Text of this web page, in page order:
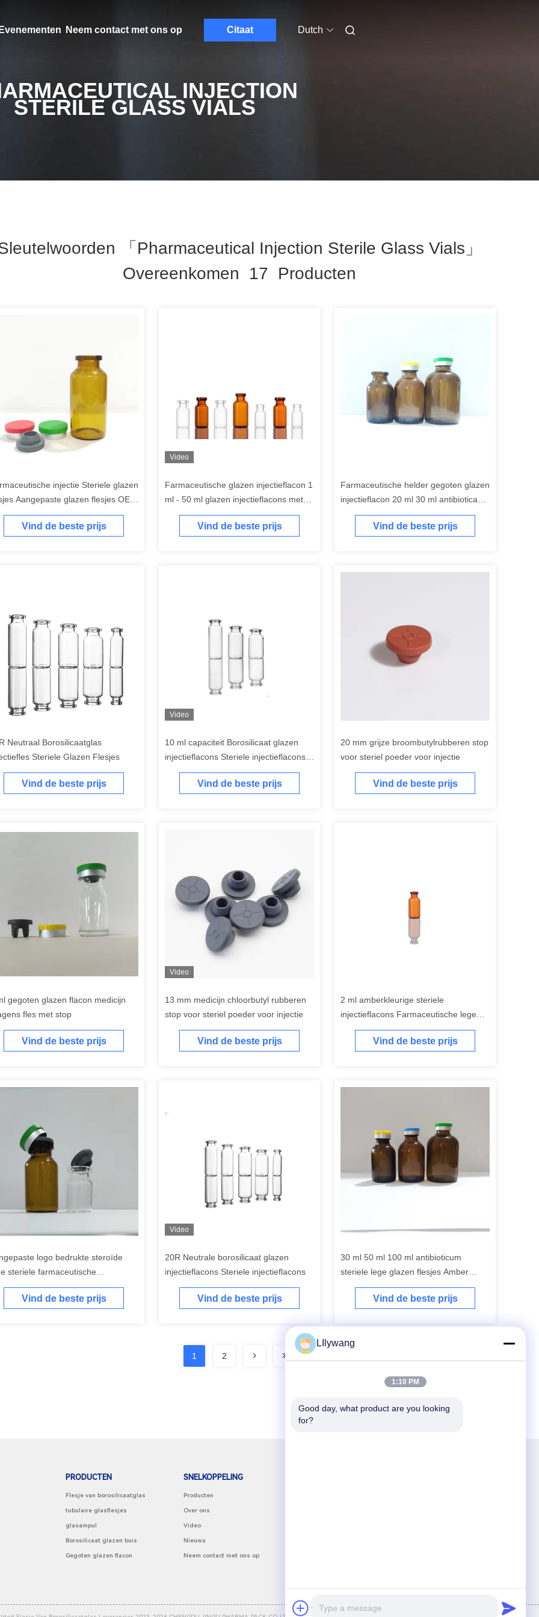
Evenementen Neem contact met ons op Citaat Dutch
INJECTION
STERILE GLASS VIALS
「pharmaceutical Injection Sterile Glass Vials」
Overeenkomen 17 Producten
injectie Steriele glazen
Aangepaste glazen flesjes OEM
Vind de beste prijs
Video
Farmaceutische glazen injectieflacon 1
ml - 50 ml glazen injectieflacons met
rubberen stop
Vind de beste prijs
Farmaceutische helder gegoten glazen
injectieflacon 20 ml 30 ml antibiotica
steriele glazen injectieflacons
Vind de beste prijs
Neutraal Borosilicaatglas
Steriele Glazen Flesjes
Vind de beste prijs
Video
10 ml capaciteit Borosilicaat glazen
injectieflacons Steriele injectieflacons
Transparante / Amber
Vind de beste prijs
20 mm grijze broombutylrubberen stop
voor steriel poeder voor injectie
Vind de beste prijs
gegoten glazen flacon medicijn
fles met stop
Vind de beste prijs
Video
13 mm medicijn chloorbutyl rubberen
stop voor steriel poeder voor injectie
Vind de beste prijs
2 ml amberkleurige steriele
injectieflacons Farmaceutische lege
glazen injectieflacons
Vind de beste prijs
logo bedrukte steroïde
steriele farmaceutische
met rubberen stop en
Vind de beste prijs
Video
20R Neutrale borosilicaat glazen
injectieflacons Steriele injectieflacons
Vind de beste prijs
30 ml 50 ml 100 ml antibioticum
steriele lege glazen flesjes Amber
heldere injectie glazen fles
Vind de beste prijs
1 2
PRODUCTEN
Flesje van borosilicaatglas
tubulaire glasflesjes
glasampul
Borosilicaat glazen buis
Gegoten glazen flacon
SNELKOPPELING
Producten
Over ons
Video
Nieuws
Neem contact met ons op
LIlywang
1:10 PM
Good day, what product are you looking
for?